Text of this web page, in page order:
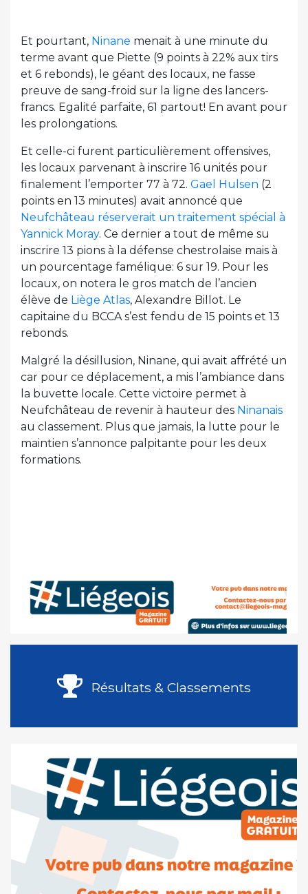
Et pourtant, Ninane menait à une minute du
terme avant que Piette (9 points à 22% aux tirs
et 6 rebonds), le géant des locaux, ne fasse
preuve de sang-froid sur la ligne des lancers-
francs. Egalité parfaite, 61 partout! En avant pour
les prolongations.
Et celle-ci furent particulièrement offensives,
les locaux parvenant à inscrire 16 unités pour
finalement l’emporter 77 à 72. Gael Hulsen (2
points en 13 minutes) avait annoncé que
Neufchâteau réserverait un traitement spécial à
Yannick Moray. Ce dernier a tout de même su
inscrire 13 pions à la défense chestrolaise mais à
un pourcentage famélique: 6 sur 19. Pour les
locaux, on notera le gros match de l’ancien
élève de Liège Atlas, Alexandre Billot. Le
capitaine du BCCA s’est fendu de 15 points et 13
rebonds.
Malgré la désillusion, Ninane, qui avait affrété un
car pour ce déplacement, a mis l’ambiance dans
la buvette locale. Cette victoire permet à
Neufchâteau de revenir à hauteur des Ninanais
au classement. Plus que jamais, la lutte pour le
maintien s’annonce palpitante pour les deux
formations.
Résultats & Classements